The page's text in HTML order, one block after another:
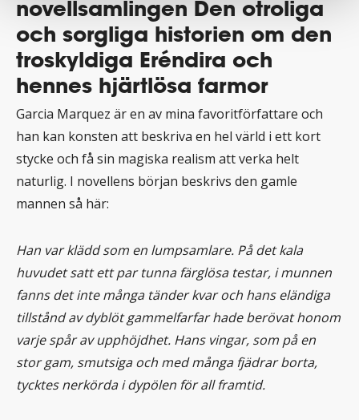
novellsamlingen Den otroliga
och sorgliga historien om den
troskyldiga Eréndira och
hennes hjärtlösa farmor
Garcia Marquez är en av mina favoritförfattare och
han kan konsten att beskriva en hel värld i ett kort
stycke och få sin magiska realism att verka helt
naturlig. I novellens början beskrivs den gamle
mannen så här:
Han var klädd som en lumpsamlare. På det kala
huvudet satt ett par tunna färglösa testar, i munnen
fanns det inte många tänder kvar och hans eländiga
tillstånd av dyblöt gammelfarfar hade berövat honom
varje spår av upphöjdhet. Hans vingar, som på en
stor gam, smutsiga och med många fjädrar borta,
tycktes nerkörda i dypölen för all framtid.